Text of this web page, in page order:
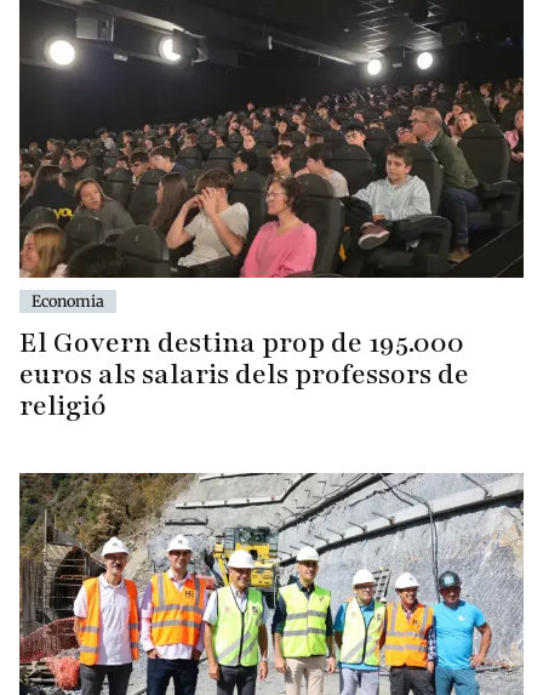
Economia
El Govern destina prop de 195.000
euros als salaris dels professors de
religió